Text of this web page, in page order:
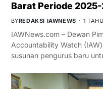
Barat Periode
BYREDAKSI IAWNEWS 1
IAWNews.com – Dewan
Accountability Watch
susunan pengurus baru